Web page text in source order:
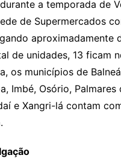
a temporada de
de Supermercados
aproximadamente
de unidades, 13 ficam
os municípios de
Imbé, Osório, Palmares
e Xangri-lá contam